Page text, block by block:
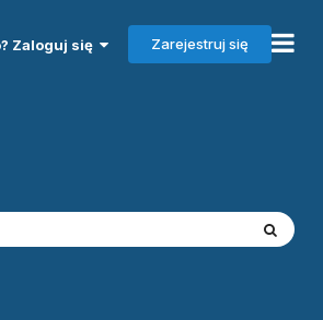
Zaloguj się Zarejestruj się